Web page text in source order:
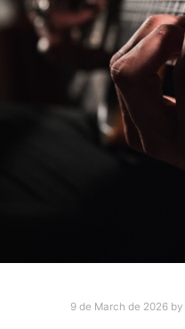
9 de March de 2026 by